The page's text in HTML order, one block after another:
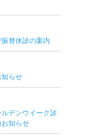
替休診の案内
知らせ
デンウイーク診
知らせ